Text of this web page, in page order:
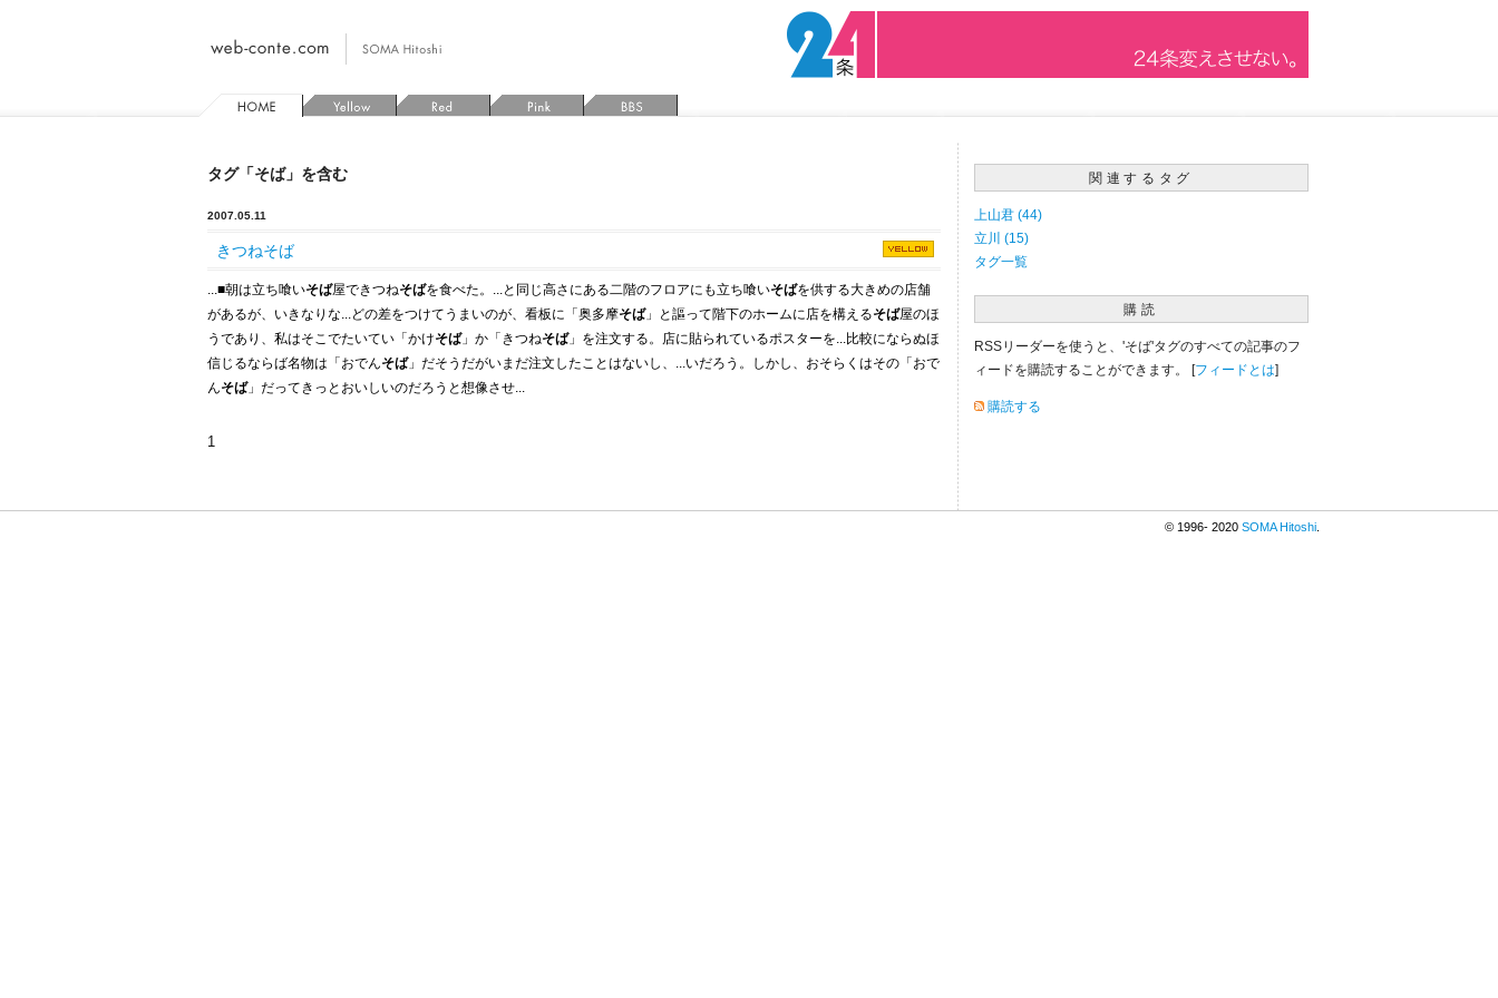
タグ「そば」を含む
2007.05.11
きつねそば
...■朝は立ち喰いそば屋できつねそばを食べた。...と同じ高さにある二階のフロアにも立ち喰いそばを供する大きめの店舗
があるが、いきなりな...どの差をつけてうまいのが、看板に「奥多摩そば」と謳って階下のホームに店を構えるそば屋のほ
うであり、私はそこでたいてい「かけそば」か「きつねそば」を注文する。店に貼られているポスターを...比較にならぬほ
信じるならば名物は「おでんそば」だそうだがいまだ注文したことはないし、...いだろう。しかし、おそらくはその「おで
んそば」だってきっとおいしいのだろうと想像させ...
1
関連するタグ
上山君 (44)
立川 (15)
タグ一覧
購読
RSSリーダーを使うと、'そば'タグのすべての記事のフ
ィードを購読することができます。 [フィードとは]
購読する
© 1996- 2020 SOMA Hitoshi